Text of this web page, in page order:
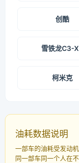
创酷
雪铁龙C3-
柯米克
油耗数据说明
一部车的油耗受发动
同一部车同一个人在